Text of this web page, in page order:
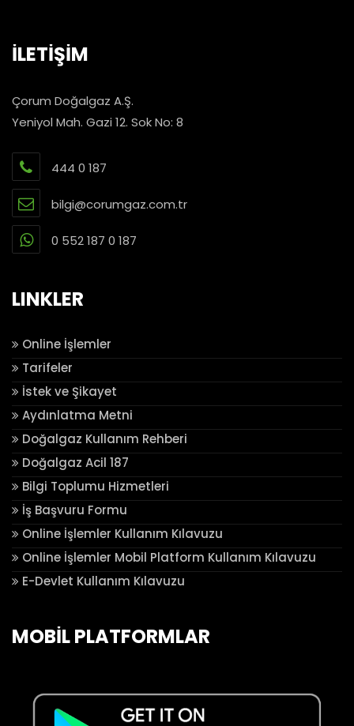
İLETİŞİM
Çorum Doğalgaz A.Ş.
Yeniyol Mah. Gazi 12. Sok No: 8
444 0 187
bilgi@corumgaz.com.tr
0 552 187 0 187
LINKLER
Online İşlemler
Tarifeler
İstek ve Şikayet
Aydınlatma Metni
Doğalgaz Kullanım Rehberi
Doğalgaz Acil 187
Bilgi Toplumu Hizmetleri
İş Başvuru Formu
Online İşlemler Kullanım Kılavuzu
Online İşlemler Mobil Platform Kullanım Kılavuzu
E-Devlet Kullanım Kılavuzu
MOBİL PLATFORMLAR